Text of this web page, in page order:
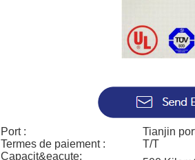
Port :
Tianjin
Termes de paiement :
T/T
Capacit&eacute;